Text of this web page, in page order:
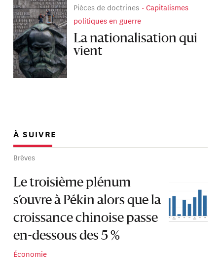
Pièces de doctrines
Capitalismes
politiques en guerre
La nationalisation qui
vient
À SUIVRE
Brèves
Le troisième plénum
s’ouvre à Pékin alors que la
croissance chinoise passe
en-dessous des 5 %
Économie